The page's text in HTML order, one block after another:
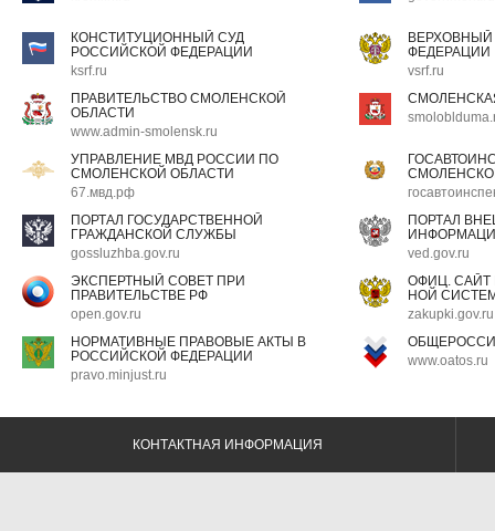
КОНСТИТУЦИОННЫЙ СУД
РОССИЙСКОЙ ФЕДЕРАЦИИ
ksrf.ru
ФЕДЕРАЦИИ
vsrf.ru
ПРАВИТЕЛЬСТВО СМОЛЕНСКОЙ
ОБЛАСТИ
www.admin-smolensk.ru
УПРАВЛЕНИЕ МВД РОССИИ ПО
СМОЛЕНСКОЙ ОБЛАСТИ
67.мвд.рф
ПОРТАЛ ГОСУДАРСТВЕННОЙ
ГРАЖДАНСКОЙ СЛУЖБЫ
gossluzhba.gov.ru
ПОРТАЛ
ved.gov.ru
ЭКСПЕРТНЫЙ СОВЕТ ПРИ
ПРАВИТЕЛЬСТВЕ РФ
open.gov.ru
ОФИЦ.
НОЙ
zakupki.gov.ru
НОРМАТИВНЫЕ ПРАВОВЫЕ АКТЫ В
РОССИЙСКОЙ ФЕДЕРАЦИИ
pravo.minjust.ru
www.oatos.ru
КОНТАКТНАЯ ИНФОРМАЦИЯ